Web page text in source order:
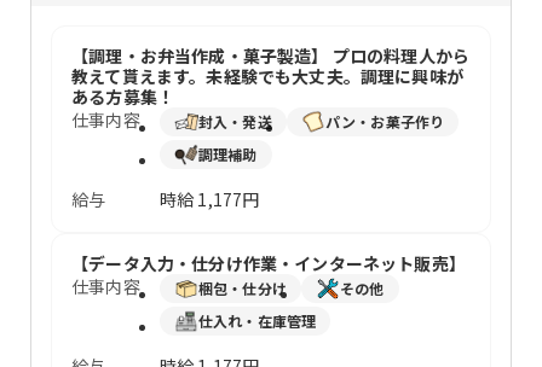
【調理・お弁当作成・菓子製造】 プロの料理人から
教えて貰えます。未経験でも大丈夫。調理に興味が
ある方募集！
仕事内容
封入・発送
パン・お菓子作り
調理補助
給与 時給 1,177円
【データ入力・仕分け作業・インターネット販売】
仕事内容
梱包・仕分け
その他
仕入れ・在庫管理